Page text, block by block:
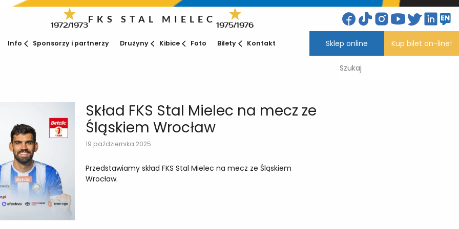
1972/1973
FKS STAL MIELEC
1975/1976
Info Sponsorzy i partnerzy Drużyny Kibice Foto Bilety Kontakt Sklep online Kup bilet on-line!
Skład FKS Stal Mielec na mecz ze
Śląskiem Wrocław
19 października 2025
Przedstawiamy skład FKS Stal Mielec na mecz ze Śląskiem
Wrocław.